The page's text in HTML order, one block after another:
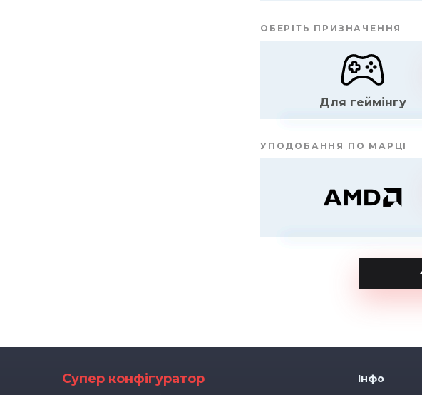
ОБЕРІТЬ ПРИЗНАЧЕННЯ
Для геймінгу
УПОДОБАННЯ ПО МАРЦІ
Супер конфігуратор
Інфо